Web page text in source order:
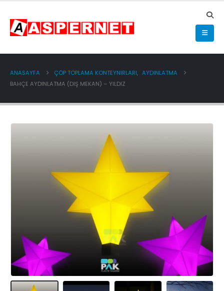
ANASAYFA ÇÖP TOPLAMA KONTEYNIRLARI, AYDINLATMA
BAHÇE AYDINLATMA (DIŞ MEKAN) – YILDIZ